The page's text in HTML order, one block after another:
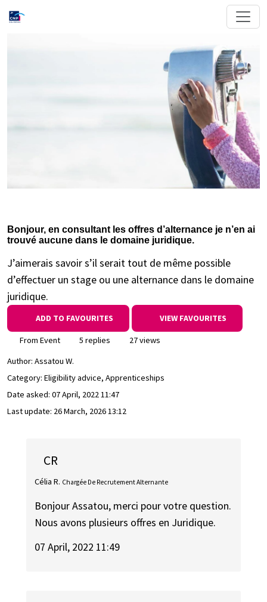
Bonjour, en consultant les offres d’alternance je n’en ai
trouvé aucune dans le domaine juridique.
J’aimerais savoir s’il serait tout de même possible
d’effectuer un stage ou une alternance dans le domaine
juridique.
ADD TO FAVOURITES VIEW FAVOURITES
From Event 5 replies
27 views
Author: Assatou W.
Category: Eligibility advice, Apprenticeships
Date asked: 07 April, 2022 11:47
Last update: 26 March, 2026 13:12
CR
Célia R. Chargée De Recrutement Alternante
Bonjour Assatou, merci pour votre question.
Nous avons plusieurs offres en Juridique.
07 April, 2022 11:49